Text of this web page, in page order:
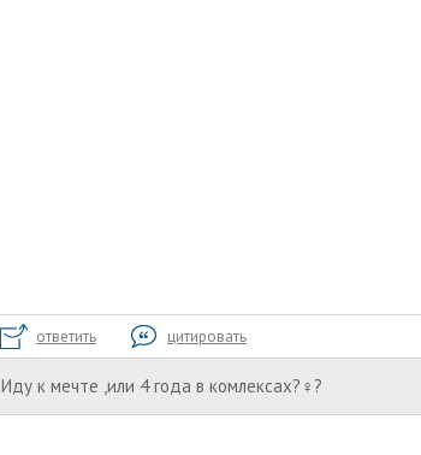
ответить цитировать
Иду к мечте ,или 4 года в комлексах?‍♀️?